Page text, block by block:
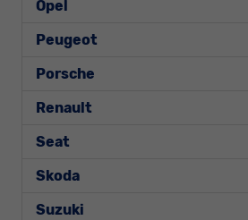
Opel
Peugeot
Porsche
Renault
Seat
Skoda
Suzuki